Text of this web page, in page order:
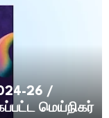
26 /
மெய்நிகர்